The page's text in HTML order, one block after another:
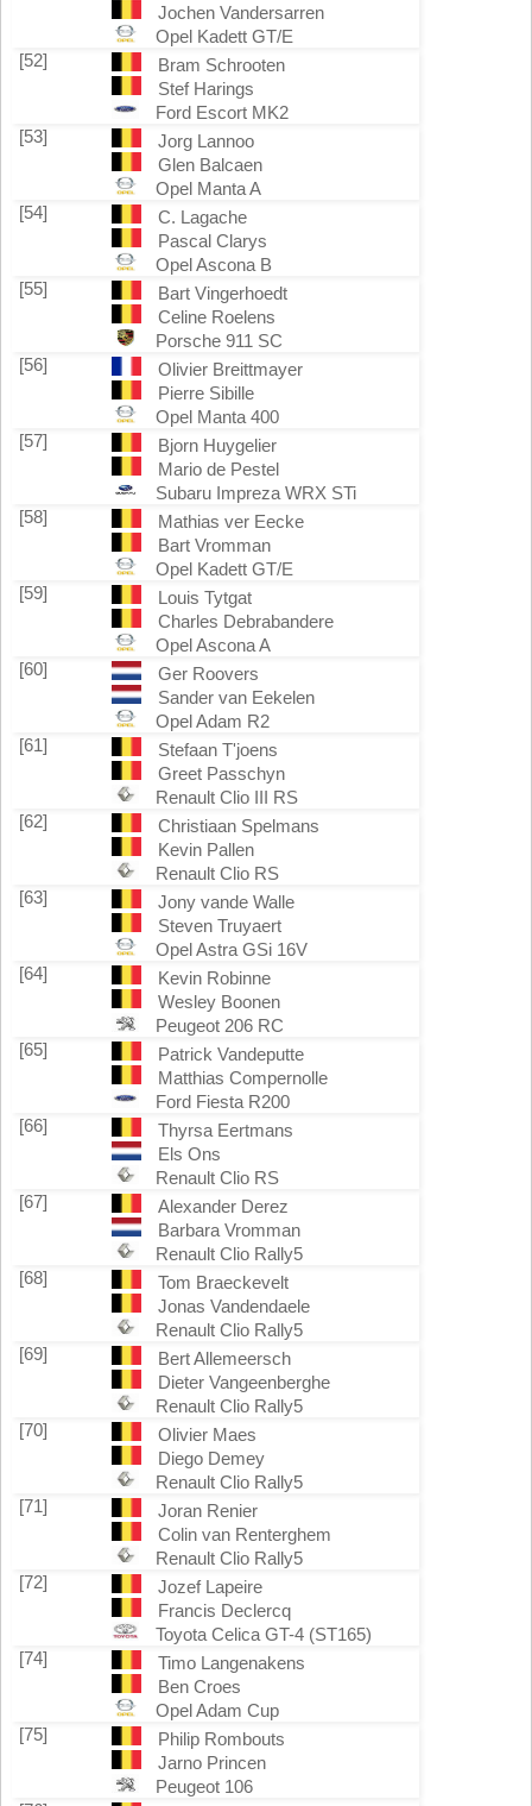
Jochen Vandersarren
Opel Kadett GT/E
[52]
Bram Schrooten
Stef Harings
Ford Escort MK2
[53]
Jorg Lannoo
Glen Balcaen
Opel Manta A
[54]
C. Lagache
Pascal Clarys
Opel Ascona B
[55]
Bart Vingerhoedt
Celine Roelens
Porsche 911 SC
[56]
Olivier Breittmayer
Pierre Sibille
Opel Manta 400
[57]
Bjorn Huygelier
Mario de Pestel
Subaru Impreza WRX STi
[58]
Mathias ver Eecke
Bart Vromman
Opel Kadett GT/E
[59]
Louis Tytgat
Charles Debrabandere
Opel Ascona A
[60]
Ger Roovers
Sander van Eekelen
Opel Adam R2
[61]
Stefaan T'joens
Greet Passchyn
Renault Clio III RS
[62]
Christiaan Spelmans
Kevin Pallen
Renault Clio RS
[63]
Jony vande Walle
Steven Truyaert
Opel Astra GSi 16V
[64]
Kevin Robinne
Wesley Boonen
Peugeot 206 RC
[65]
Patrick Vandeputte
Matthias Compernolle
Ford Fiesta R200
[66]
Thyrsa Eertmans
Els Ons
Renault Clio RS
[67]
Alexander Derez
Barbara Vromman
Renault Clio Rally5
[68]
Tom Braeckevelt
Jonas Vandendaele
Renault Clio Rally5
[69]
Bert Allemeersch
Dieter Vangeenberghe
Renault Clio Rally5
[70]
Olivier Maes
Diego Demey
Renault Clio Rally5
[71]
Joran Renier
Colin van Renterghem
Renault Clio Rally5
[72]
Jozef Lapeire
Francis Declercq
Toyota Celica GT-4 (ST165)
[74]
Timo Langenakens
Ben Croes
Opel Adam Cup
[75]
Philip Rombouts
Jarno Princen
Peugeot 106